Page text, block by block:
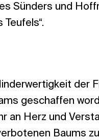
Sünders und
der
geschaffen
an Herz und
Baums